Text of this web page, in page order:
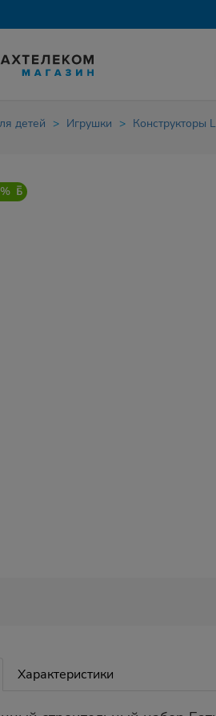
детей Игрушки Конструкторы
Характеристики